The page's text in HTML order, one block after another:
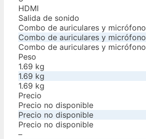
HDMI
Salida de sonido
Combo de auriculares y micrófono
Combo de auriculares y micrófono
Combo de auriculares y micrófono
Peso
1.69 kg
1.69 kg
1.69 kg
Precio
Precio no disponible
Precio no disponible
Precio no disponible
–